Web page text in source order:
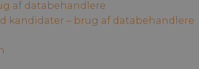
af databehandlere
kandidater – brug af databehandlere